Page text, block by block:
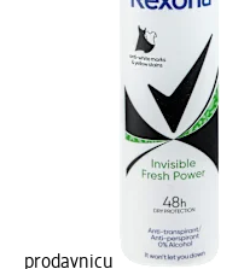
prodavnicu